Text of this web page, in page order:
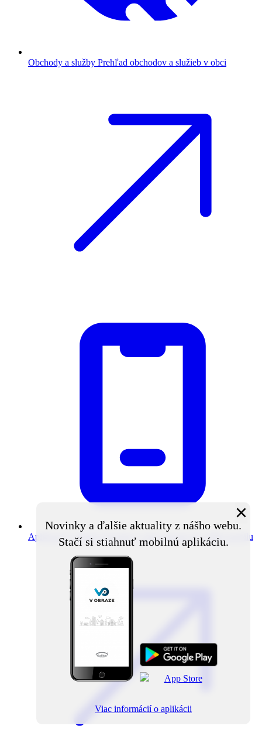
Obchody a služby Prehľad obchodov a služieb v obci
Aplikácia V obraze Novinky z obce priamo do vášho mobilu
Novinky a ďalšie aktuality z nášho webu.
Stačí si stiahnuť mobilnú aplikáciu.
×
Viac informácií o aplikácii